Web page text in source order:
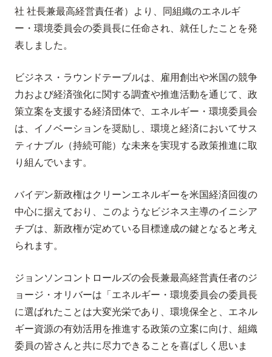
社 社長兼最高経営責任者）より、同組織のエネルギ
ー・環境委員会の委員長に任命され、就任したことを発
表しました。
ビジネス・ラウンドテーブルは、雇用創出や米国の競争
力および経済強化に関する調査や推進活動を通じて、政
策立案を支援する経済団体で、エネルギー・環境委員会
は、イノベーションを奨励し、環境と経済においてサス
ティナブル（持続可能）な未来を実現する政策推進に取
り組んでいます。
バイデン新政権はクリーンエネルギーを米国経済回復の
中心に据えており、このようなビジネス主導のイニシア
チブは、新政権が定めている目標達成の鍵となると考え
られます。
ジョンソンコントロールズの会長兼最高経営責任者のジ
ョージ・オリバーは「エネルギー・環境委員会の委員長
に選ばれたことは大変光栄であり、環境保全と、エネル
ギー資源の有効活用を推進する政策の立案に向け、組織
委員の皆さんと共に尽力できることを喜ばしく思いま